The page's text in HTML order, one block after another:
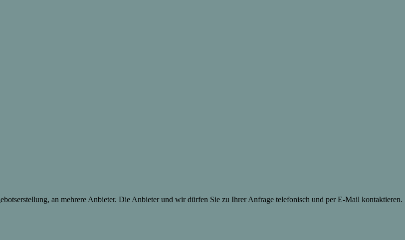
an mehrere Anbieter. Die Anbieter und wir dürfen Sie zu Ihrer Anfrage telefonisch und per E-Mail kontaktieren.